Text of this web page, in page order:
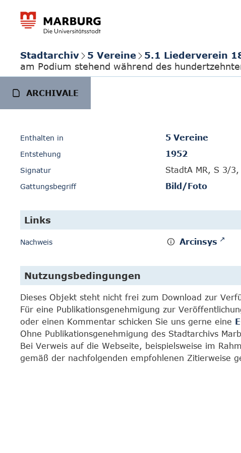
Stadtarchiv 5 Vereine 5.1 Liederverein
am Podium stehend während des
ARCHIVALE
Enthalten in 5 Vereine
Entstehung 1952
Signatur StadtA MR, S 3/
Gattungsbegriff Bild/Foto
Links
Nachweis Arcinsys
Nutzungsbedingungen
Dieses Objekt steht nicht frei zum Download zur
Für eine Publikationsgenehmigung zur
oder einen Kommentar schicken Sie uns gerne eine
Ohne Publikationsgenehmigung des Stadtarchivs
Bei Verweis auf die Webseite, beispielsweise im
gemäß der nachfolgenden empfohlenen Zitierweise